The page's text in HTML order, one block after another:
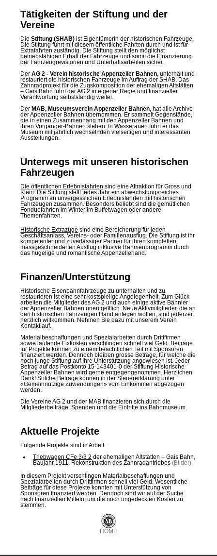
Tätigkeiten der Stiftung und der
Vereine
DieStiftung (SHAB) ist Eigentümerin der historischen Fahrzeuge.
Die Stiftung führt mit diesem öffentliche Fahrten durch und ist für
Extrafahrten zuständig. Die Stiftung stellt den möglichst
betriebsfähigen Erhalt der Fahrzeuge und somit die Finanzierung
der Fahrzeugrevisionen und Unterhaltsarbeiten sicher.
DerAG 2 - Verein historische Appenzeller Bahnen, unterhält und
restauriert die historischen Fahrzeuge im Auftrag der SHAB. Das
Zahnradprojekt für die Zugskomposition der ehemaligen Altstätten
– Gais Bahn führt der AG 2 in eigener Regie und finanzieller
Verantwortung selbstständig weiter.
Der MAB, Museumsverein Appenzeller Bahnen, hat alle Archive
der Appenzeller Bahnen übernommen. Er sammelt Gegenstände,
die in einen Zusammenhang mit den Appenzeller Bahnen und
ihren Vorgänger-Bahnen stehen. In Wasserauen führt er das
Museum mit jährlich wechselnden vielseitigen und interessanten
Ausstellungen.
Unterwegs mit unseren historischen
Fahrzeugen
Die öffentlichen Erlebnisfahrten sind eine Attraktion für Gross und
Klein. Die Stiftung stellt jedes Jahr ein abwechslungsreiches
Programm an unvergesslichen Erlebnisfahrten mit historischen
Fahrzeugen zusammen. Besonders beliebt sind die gemütlichen
Fonduefahrten im Winter im Buffetwagen oder andere
Themenfahrten.
Historische Extrazüge sind eine Bereicherung für jeden
Geschäftsanlass, Vereins- oder Familienausflug. Die Stiftung ist ihr
kompetenter und zuverlässiger Partner für ihren kompletten,
massgeschneiderten Ausflug inklusive Rahmenprogramm durch
das hügelige und romantische Appenzellerland.
Finanzen/Unterstützung
Historische Eisenbahnfahrzeuge zu unterhalten und zu
restaurieren ist eine sehr kostspielige Angelegenheit. Zum Glück
arbeiten die Mitglieder des AG 2 und auch einige aktive Bähnler
der Appenzeller Bahnen unentgeltlich. Neue Aktivmitglieder, die an
den historischen Fahrzeugen Hand anlegen wollen, sind jederzeit
herzlich willkommen. Nehmen Sie dazu mit unserem Verein
Kontakt auf.
Materialbeschaffungen und Spezialarbeiten durch Drittfirmen
sowie laufende Fixkosten verschlingen schnell viel Geld. Beiträge
für Projekte können zu einem beachtlichen Teil mit Sponsoren
finanziert werden. Dennoch bleiben grosse Beträge, für welche die
noch junge Stiftung auf Ihre Unterstützung angewiesen ist. Jeder
Betrag auf das Postkonto 15-143401-0 der Stiftung Historische
Appenzeller Bahnen wird gerne entgegengenommen. Herzlichen
Dank! Solche Beträge können in der Steuererklärung unter
«Gemeinnützige Zuwendungen» vom Einkommen abgezogen
werden.
Die Vereine AG 2 und der MAB finanzieren sich durch die
Mitgliederbeiträge, Spenden und die Eintritte ins Bahnmuseum.
Aktuelle Projekte
Folgende Projekte sind in Arbeit:
Triebwagen CFe 3/3 2 der ehemaligen Altstätten – Gais Bahn,
Baujahr 1911, Rekonstruktion des Zahnradantriebes(Bilder)
In diesem Projekt verschlingen Materialbeschaffungen und
Spezialarbeiten durch Drittfirmen schnell viel Geld. Wesentliche
Beiträge für diese Projekte konnten mit Unterstützung von
Sponsoren finanziert werden. Dennoch sind wir auf der Suche
nach finanziellen Mitteln, um die noch ungedeckten Kosten zu
stemmen.
HOME